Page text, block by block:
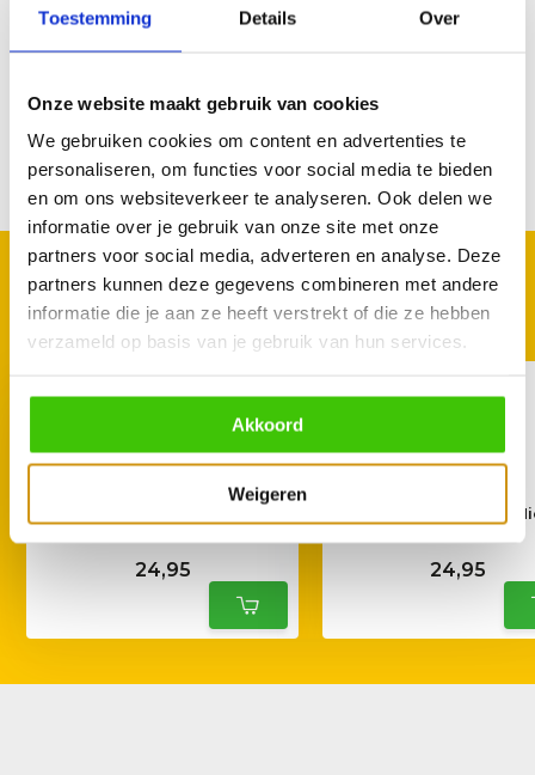
Toestemming Details Over
Onze website maakt gebruik van cookies
We gebruiken cookies om content en advertenties te
personaliseren, om functies voor social media te bieden
en om ons websiteverkeer te analyseren. Ook delen we
informatie over je gebruik van onze site met onze
partners voor social media, adverteren en analyse. Deze
partners kunnen deze gegevens combineren met andere
informatie die je aan ze heeft verstrekt of die ze hebben
verzameld op basis van je gebruik van hun services.
Akkoord
Weigeren
Specificaties
Delen
GOED TE COMBINEREN
Met deze accessoires
4,5 kg
24,95
Kamado Joe Chunks
4,5 kg
24,95